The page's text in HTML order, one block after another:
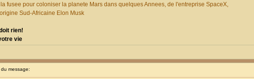
fusee pour coloniser la planete Mars dans quelques Annees, de l'entreprise SpaceX,
Sud-Africaine Elon Musk
rien!
vie
message: